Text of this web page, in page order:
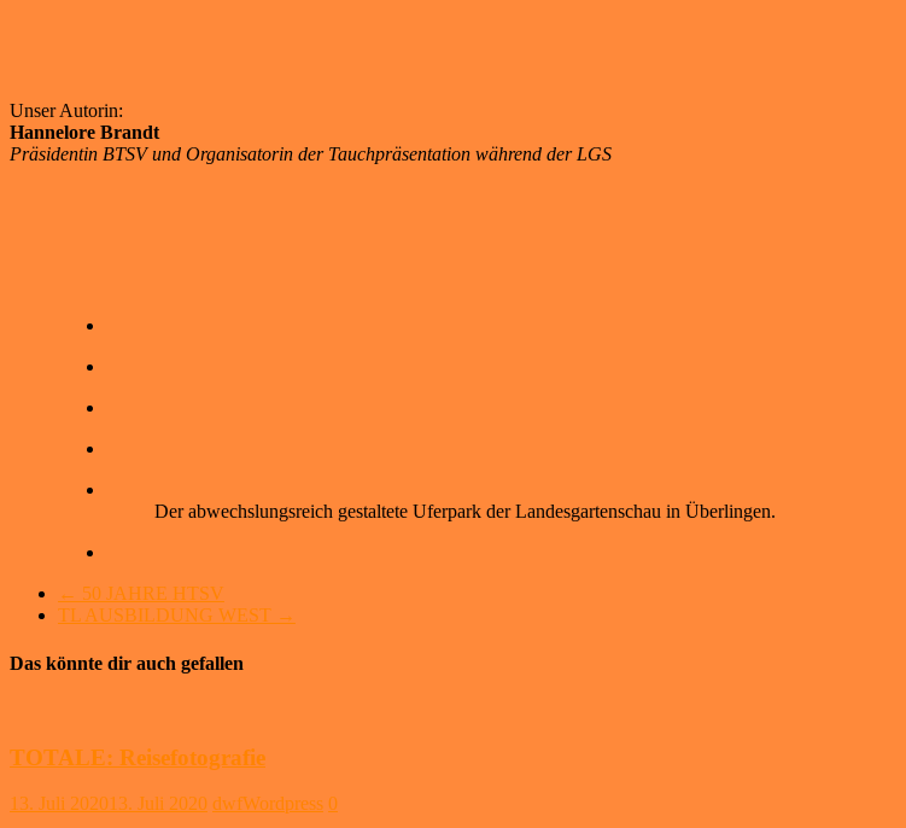
Unser Autorin:
Hannelore Brandt
Präsidentin BTSV und Organisatorin der Tauchpräsentation während der LGS
Der abwechslungsreich gestaltete Uferpark der Landesgartenschau in Überlingen.
← 50 JAHRE HTSV
TL AUSBILDUNG WEST →
Das könnte dir auch gefallen
TOTALE: Reisefotografie
13. Juli 202013. Juli 2020 dwfWordpress 0